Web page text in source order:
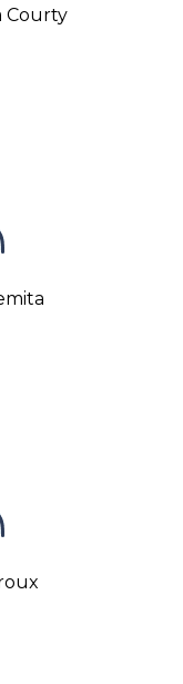
Courty